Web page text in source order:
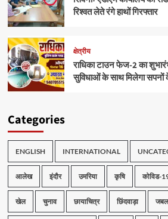
रिश्वत लेते रंगे हाथों गिरफ्तार
क्षेत्रीय
राधिका टाउन फेज-2 का
सुविधाओं के साथ मिलेगा
Categories
ENGLISH INTERNATIONAL
आलेख इंदौर उमरिया कृषि कोविड-
खेल चुनाव छायाचित्र छिंदवाड़ा